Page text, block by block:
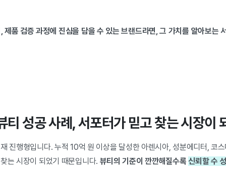
제품 검증 과정에 진심을 담을 수 있는 브랜드라면, 그 가치를 알아보는
성공 사례, 서포터가 믿고 찾는 시장이
진행형입니다. 누적 10억 원 이상을 달성한 아렌시아, 성분에디터, 코
는 시장이 되었기 때문입니다. 뷰티의 기준이 깐깐해질수록 신뢰할 수